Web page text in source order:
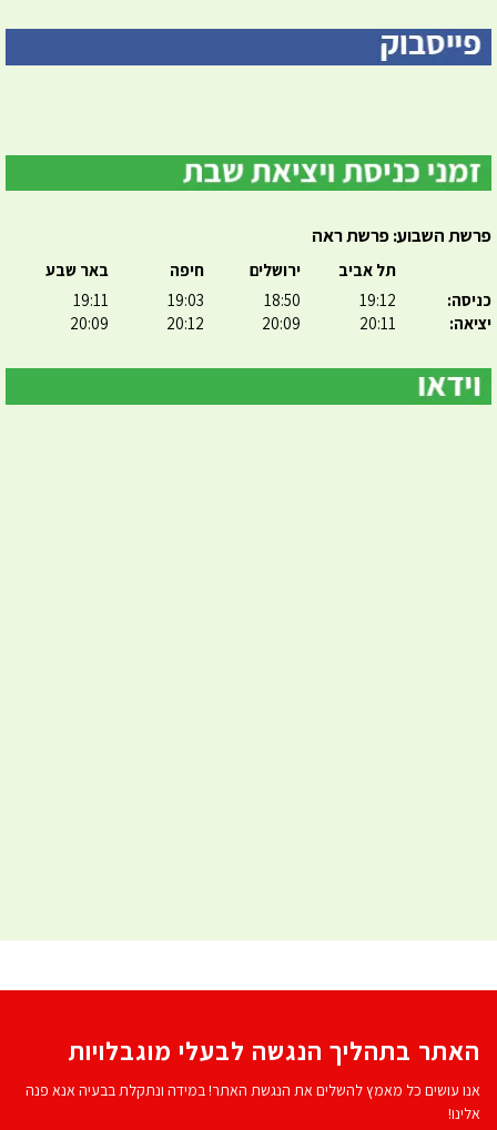
פרשת השבוע: פרשת ראה
כניסה:
יציאה:
תל אביב
19:12
20:11
ירושלים
18:50
20:09
חיפה
19:03
20:12
באר שבע
19:11
20:09
האתר בתהליך הנגשה לבעלי מוגבלויות
אנו עושים כל מאמץ להשלים את הנגשת האתר! במידה ונתקלת בבעיה אנא פנה
אלינו!